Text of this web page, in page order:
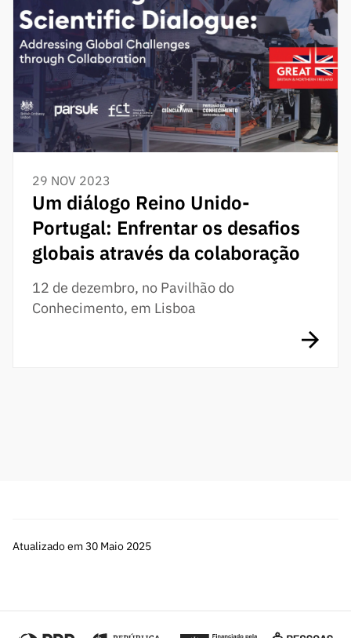
29 NOV 2023
Um diálogo Reino Unido-
Portugal: Enfrentar os desafios
globais através da colaboração
12 de dezembro, no Pavilhão do
Conhecimento, em Lisboa
Atualizado em 30 Maio 2025